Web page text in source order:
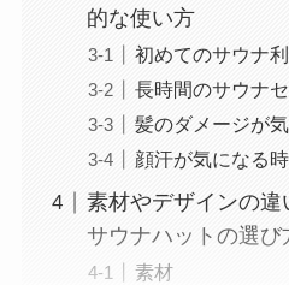
的な使い方
初めてのサウナ
長時間のサウナ
髪のダメージが
顔汗が気になる時
素材やデザインの違
サウナハットの選び
素材